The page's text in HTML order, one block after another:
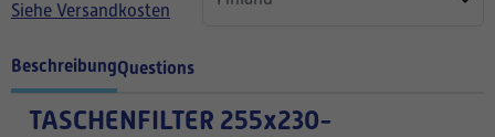
Siehe Versandkosten
BeschreibungQuestions
TASCHENFILTER 255x230-